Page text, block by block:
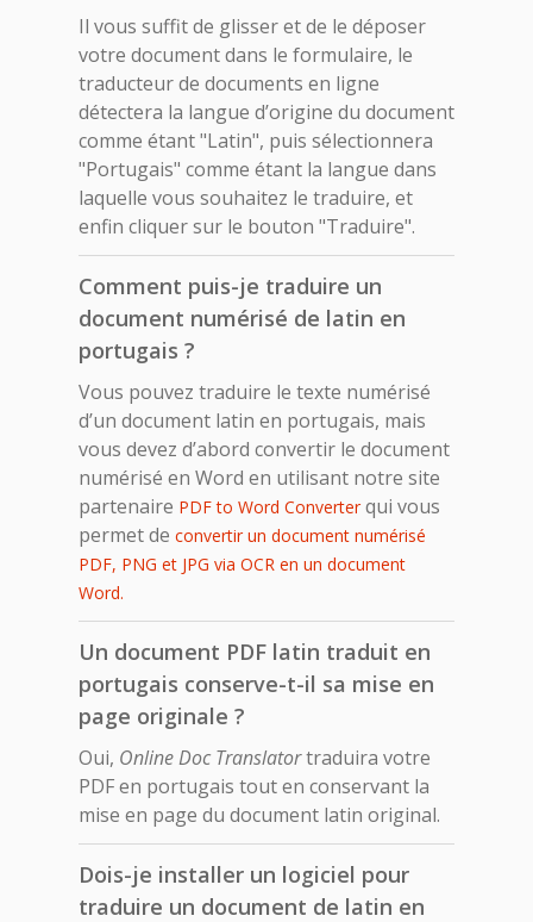
Il vous suffit de glisser et de le déposer
votre document dans le formulaire, le
traducteur de documents en ligne
détectera la langue d’origine du document
comme étant "Latin", puis sélectionnera
"Portugais" comme étant la langue dans
laquelle vous souhaitez le traduire, et
enfin cliquer sur le bouton "Traduire".
Comment puis-je traduire un
document numérisé de latin en
portugais ?
Vous pouvez traduire le texte numérisé
d’un document latin en portugais, mais
vous devez d’abord convertir le document
numérisé en Word en utilisant notre site
partenaire PDF to Word Converterqui vous
permet de convertir un document numérisé
PDF, PNG et JPG via OCR en un document
Word.
Un document PDF latin traduit en
portugais conserve-t-il sa mise en
page originale ?
Oui, Online Doc Translatortraduira votre
PDF en portugais tout en conservant la
mise en page du document latin original.
Dois-je installer un logiciel pour
traduire un document de latin en